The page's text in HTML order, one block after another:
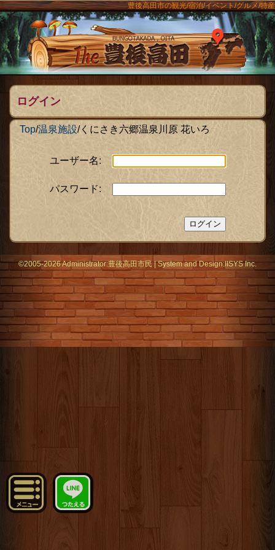
豊後高田市の観光/宿泊/イベント/グルメ/特産
The豊後
ログイン
Top/温泉施設/くにさき六郷温泉川原 花いろ
ユーザー名:
パスワード:
メニュー
©2005-2026 Administrator:豊後高田市民|Systemand Design:IISYS Inc.